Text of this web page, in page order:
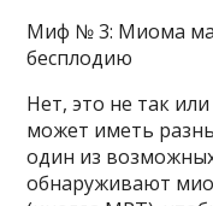
Миф № 3: Миома
бесплодию
Нет, это не так
может иметь
один из
обнаруживают